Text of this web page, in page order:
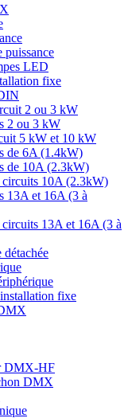
puissance
LED
fixe
2 ou 3 kW
2 ou 3 kW
5 kW et 10 kW
de 6A (1.4kW)
de 10A (2.3kW)
circuits 10A (2.3kW)
13A et 16A (3 à
13A et 16A (3 à
détachée
fixe
DMX-HF
DMX